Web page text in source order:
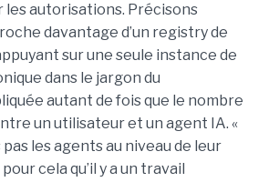
autorisations. Précisons
davantage d’un registry de
sur une seule instance de
dans le jargon du
autant de fois que le nombre
un utilisateur et un agent IA. «
les agents au niveau de leur
cela qu’il y a un travail